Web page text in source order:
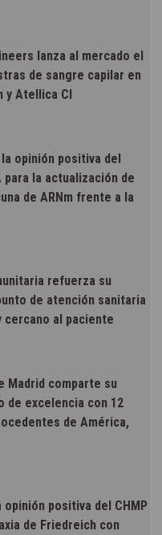
lanza al mercado el
de sangre capilar en
y Atellica CI
opinión positiva del
para la actualización de
de ARNm frente a la
refuerza su
de atención sanitaria
cercano al paciente
Madrid comparte su
de excelencia con 12
de América,
positiva del CHMP
de Friedreich con